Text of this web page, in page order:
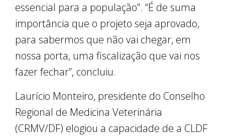
essencial para a população”. “É de suma
importância que o projeto seja aprovado,
para sabermos que não vai chegar, em
nossa porta, uma fiscalização que vai nos
fazer fechar”, concluiu.
Laurício Monteiro, presidente do Conselho
Regional de Medicina Veterinária
(CRMV/DF) elogiou a capacidade de a CLDF